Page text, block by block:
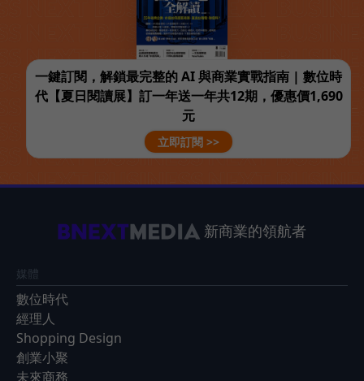
一鍵訂閱，解鎖最完整的 AI 與商業實戰指南 | 數位時
代【夏日閱讀展】訂一年送一年共12期，優惠價1,690
元
立即訂閱 >>
新商業的領航者
媒體
數位時代
經理人
Shopping Design
創業小聚
未來商務